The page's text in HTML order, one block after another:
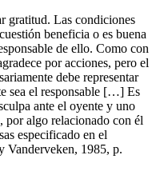
gratitud. Las condiciones
beneficia o es buena
de ello. Como con
por acciones, pero el
debe representar
sea el responsable […] Es
ante el oyente y uno
por algo relacionado con él
especificado en el
Vanderveken, 1985, p.